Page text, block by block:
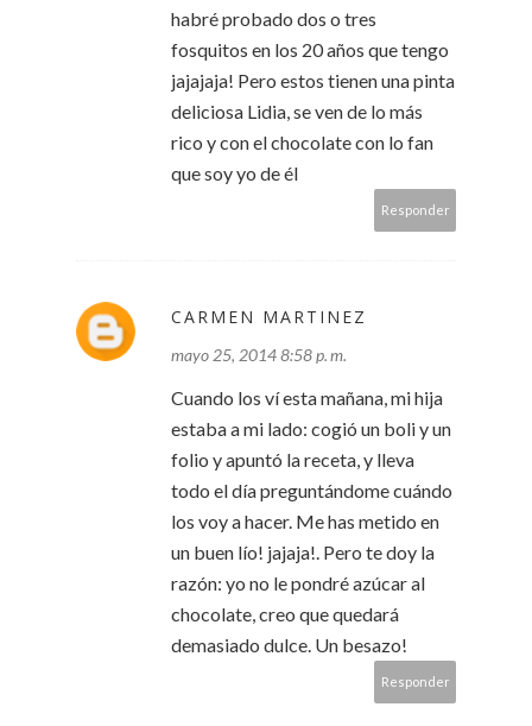
habré probado dos o tres
fosquitos en los 20 años que tengo
jajajaja! Pero estos tienen una pinta
deliciosa Lidia, se ven de lo más
rico y con el chocolate con lo fan
que soy yo de él
Responder
CARMEN MARTINEZ
mayo 25, 2014 8:58 p. m.
Cuando los ví esta mañana, mi hija
estaba a mi lado: cogió un boli y un
folio y apuntó la receta, y lleva
todo el día preguntándome cuándo
los voy a hacer. Me has metido en
un buen lío! jajaja!. Pero te doy la
razón: yo no le pondré azúcar al
chocolate, creo que quedará
demasiado dulce. Un besazo!
Responder